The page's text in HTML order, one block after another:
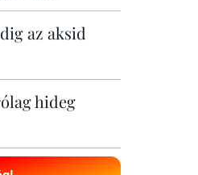
az aksid
hideg